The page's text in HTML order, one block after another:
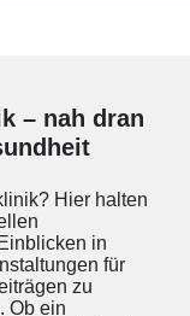
– nah dran
Hier halten
in
für
zu
Ob ein